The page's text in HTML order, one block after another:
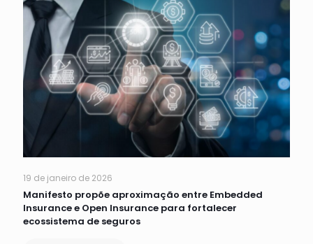
19 de janeiro de 2026
Manifesto propõe aproximação entre Embedded
Insurance e Open Insurance para fortalecer
ecossistema de seguros